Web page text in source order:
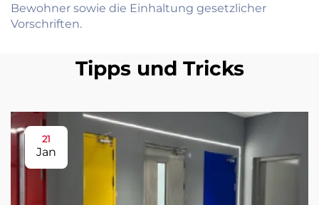
Bewohner sowie die Einhaltung gesetzlicher
Vorschriften.
Tipps und Tricks
21
Jan